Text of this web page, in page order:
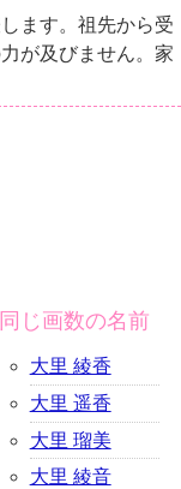
ます。祖先から受
が及びません。家
同じ画数の名前
大里 綾香
大里 遥香
大里 瑠美
大里 綾音